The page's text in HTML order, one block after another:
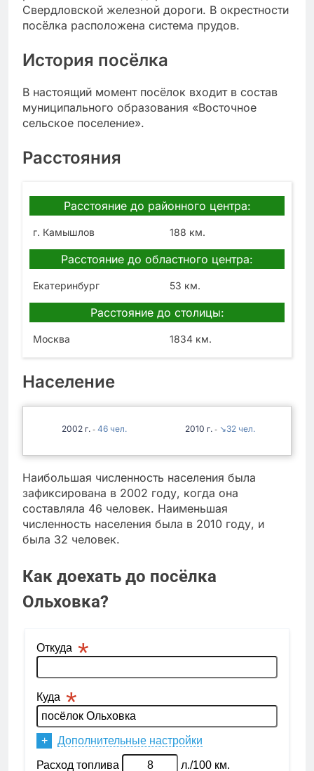
Свердловской железной дороги. В окрестности
посёлка расположена система прудов.
История посёлка
В настоящий момент посёлок входит в состав
муниципального образования «Восточное
сельское поселение».
Расстояния
Расстояние до районного центра:
г. Камышлов 188 км.
Расстояние до областного центра:
Екатеринбург 53 км.
Расстояние до столицы:
Москва 1834 км.
Население
2002 - 46 2010 - ↘32
Наибольшая численность населения была
зафиксирована в 2002 году, когда она
составляла 46 человек. Наименьшая
численность населения была в 2010 году, и
была 32 человек.
Как доехать до посёлка
Ольховка?